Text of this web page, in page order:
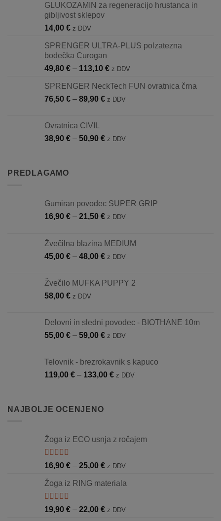
569,95 €
GLUKOZAMIN za regeneracijo hrustanca in
gibljivost sklepov
14,00 € z DDV
SPRENGER ULTRA-PLUS polzatezna
bodečka Curogan
49,80 € – 113,10 €Cenovni
od
49,80 €
z DDV
SPRENGER NeckTech FUN ovratnica črna
76,50 € – 89,90 €Cenovni
do
z DDV
Ovratnica CIVIL
38,90 € – 50,90 €Cenovni
z DDV
PREDLAGAMO
Gumiran povodec SUPER GRIP
16,90 € – 21,50 €Cenovni
16,90 €
do
z DDV
Žvečilna blazina MEDIUM
45,00 € – 48,00 €Cenovni
45,00 €
z DDV
Žvečilo MUFKA PUPPY 2
58,00 € z DDV
Delovni in sledni povodec - BIOTHANE 10m
55,00 € – 59,00 €Cenovni
55,00 €
do
z DDV
Telovnik - brezrokavnik s kapuco
119,00 € – 133,00 €Cenovni
z DDV
NAJBOLJE OCENJENO
Žoga iz ECO usnja z ročajem
Ocenjeno
5.00
16,90 € – 25,00 €Cenovni
od
do
z DDV
Žoga iz RING materiala
Ocenjeno
5.00
19,90 € – 22,00 €Cenovni
z DDV